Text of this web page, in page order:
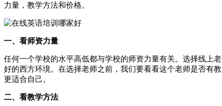
力量，教学方法和价格。
一、看师资力量
任何一个学校的水平高低都与学校的师资力量有关。选择线上
好的西方环境。在选择老师之前，我们要看看这个老师是否有
更适合自己。
二、看教学方法